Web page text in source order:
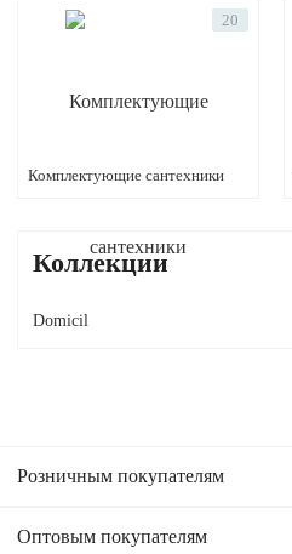
Комплектующие сантехники
20
Коллекции
Domicil
Розничным покупателям
Оптовым покупателям